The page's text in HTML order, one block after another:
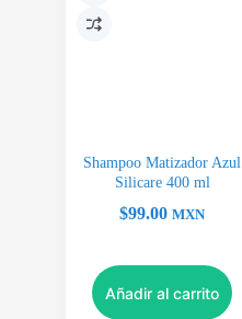
Shampoo Matizador Azul
Silicare 400 ml
$99.00 MXN
Añadir al carrito